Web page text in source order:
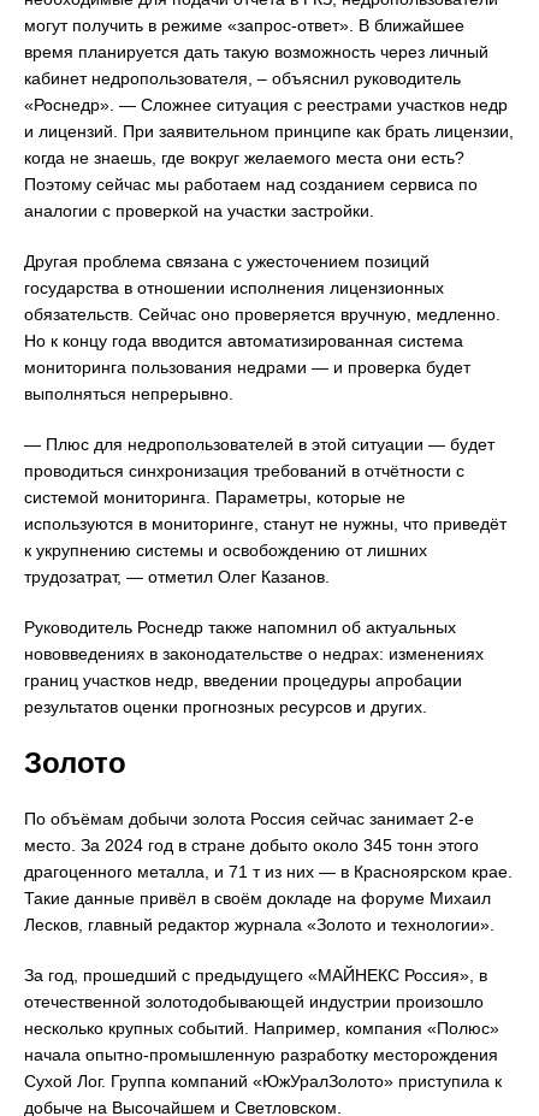
могут получить в режиме «запрос-ответ». В ближайшее
время планируется дать такую возможность через личный
кабинет недропользователя, – объяснил руководитель
«Роснедр». — Сложнее ситуация с реестрами участков недр
и лицензий. При заявительном принципе как брать лицензии,
когда не знаешь, где вокруг желаемого места они есть?
Поэтому сейчас мы работаем над созданием сервиса по
аналогии с проверкой на участки застройки.
Другая проблема связана с ужесточением позиций
государства в отношении исполнения лицензионных
обязательств. Сейчас оно проверяется вручную, медленно.
Но к концу года вводится автоматизированная система
мониторинга пользования недрами — и проверка будет
выполняться непрерывно.
— Плюс для недропользователей в этой ситуации — будет
проводиться синхронизация требований в отчётности с
системой мониторинга. Параметры, которые не
используются в мониторинге, станут не нужны, что приведёт
к укрупнению системы и освобождению от лишних
трудозатрат, — отметил Олег Казанов.
Руководитель Роснедр также напомнил об актуальных
нововведениях в законодательстве о недрах: изменениях
границ участков недр, введении процедуры апробации
результатов оценки прогнозных ресурсов и других.
Золото
По объёмам добычи золота Россия сейчас занимает 2-е
место. За 2024 год в стране добыто около 345 тонн этого
драгоценного металла, и 71 т из них — в Красноярском крае.
Такие данные привёл в своём докладе на форуме Михаил
Лесков, главный редактор журнала «Золото и технологии».
За год, прошедший с предыдущего «МАЙНЕКС Россия», в
отечественной золотодобывающей индустрии произошло
несколько крупных событий. Например, компания «Полюс»
начала опытно-промышленную разработку месторождения
Сухой Лог. Группа компаний «ЮжУралЗолото» приступила к
добыче на Высочайшем и Светловском.